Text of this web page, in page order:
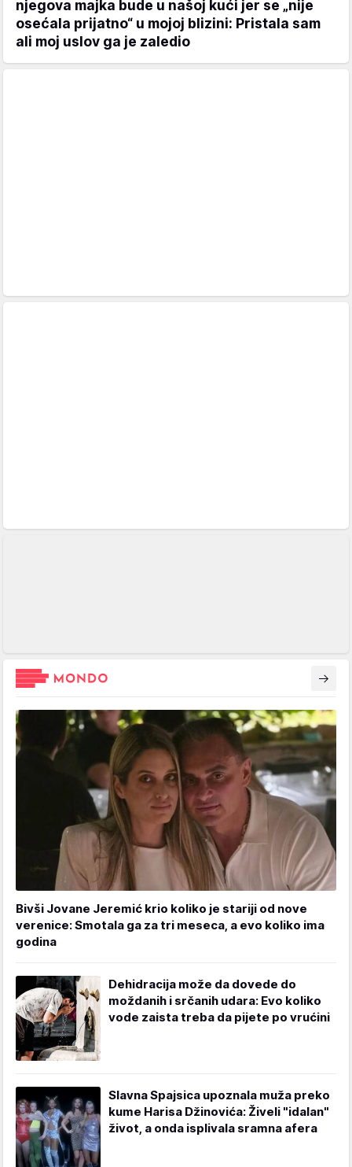
njegova majka bude u našoj kući jer se „nije
osećala prijatno“ u mojoj blizini: Pristala sam
ali moj uslov ga je zaledio
Bivši Jovane Jeremić krio koliko je stariji od nove
verenice: Smotala ga za tri meseca, a evo koliko ima
godina
Dehidracija može da dovede do
moždanih i srčanih udara: Evo koliko
vode zaista treba da pijete po vrućini
Slavna Spajsica upoznala muža preko
kume Harisa Džinovića: Živeli "idalan"
život, a onda isplivala sramna afera